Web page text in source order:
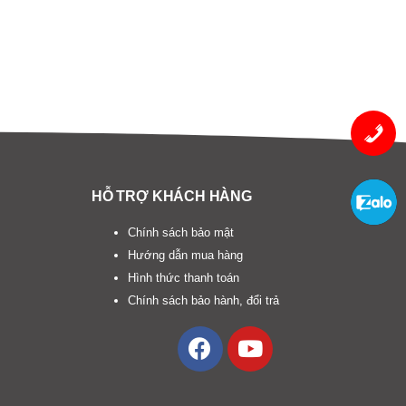
HỖ TRỢ KHÁCH HÀNG
Chính sách bảo mật
Hướng dẫn mua hàng
Hình thức thanh toán
Chính sách bảo hành, đổi trả